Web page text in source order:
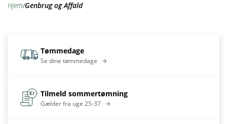
hjem/ Genbrug og Affald
Tømmedage
Se dine tømmedage
Tilmeld sommertømning
Gælder fra uge 25-37